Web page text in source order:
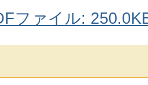
ファイル: